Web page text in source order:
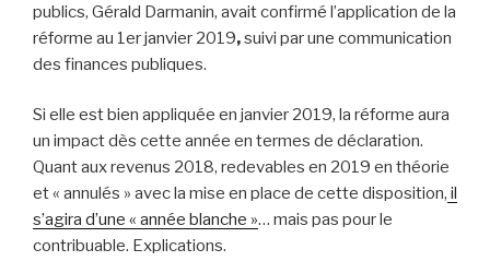
publics, Gérald Darmanin, avait confirmé l’application de la
réforme au 1er janvier 2019,suivi par une communication
des finances publiques.
Si elle est bien appliquée en janvier 2019, la réforme aura
un impact dès cette année en termes de déclaration.
Quant aux revenus 2018, redevables en 2019 en théorie
et « annulés » avec la mise en place de cette disposition, il
s’agira d’une « année blanche »… mais pas pour le
contribuable. Explications.